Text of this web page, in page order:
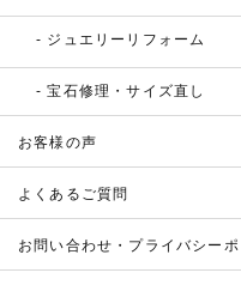
ジュエリーリフォーム
宝石修理・サイズ直し
お客様の声
よくあるご質問
お問い合わせ・プライバシーポ